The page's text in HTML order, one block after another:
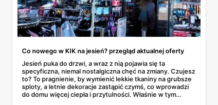
Co nowego w KIK na jesień? przegląd aktualnej oferty
Jesień puka do drzwi, a wraz z nią pojawia się ta
specyficzna, niemal nostalgiczna chęć na zmiany. Czujesz
to? To pragnienie, by wymienić lekkie tkaniny na grubsze
sploty, a letnie dekoracje zastąpić czymś, co wprowadzi
do domu więcej ciepła i przytulności. Właśnie w tym